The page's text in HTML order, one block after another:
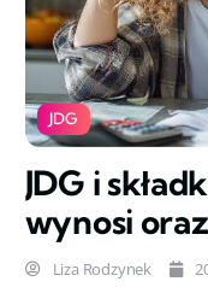
JDG
JDG i
wynosi
Liza Rodzynek